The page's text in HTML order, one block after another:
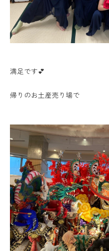
満足です💕
帰りのお土産売り場で